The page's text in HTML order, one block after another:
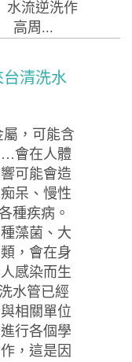
流逆洗作
高周...
台清洗水
，可能含
…會在人體
可能會造
呆、慢性
種疾病。
藻菌、大
，會在身
感染而生
管已經
相關單位
行各個學
，這是因